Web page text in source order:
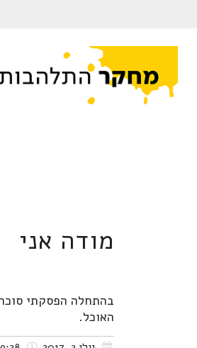
מודה אני
בהתחלה הפסקתי
האוכל.